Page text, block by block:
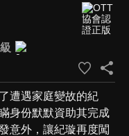
遭遇家庭變故的紀
身份默默資助其完成
意外，讓紀璇再度闖